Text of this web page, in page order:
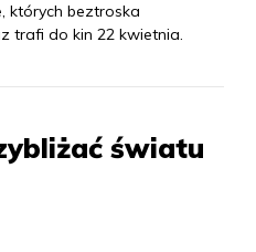
których beztroska
trafi do kin 22 kwietnia.
światu